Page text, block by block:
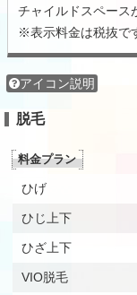
チャイルドスペース
※表示料金は税抜で
アイコン説明
脱毛
料金プラン
ひげ
ひじ上下
ひざ上下
VIO脱毛